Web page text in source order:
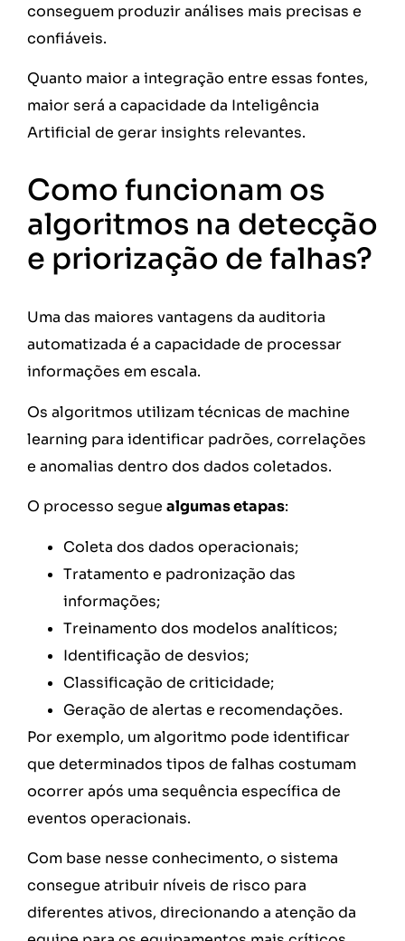
conseguem produzir análises mais precisas e
confiáveis.
Quanto maior a integração entre essas fontes,
maior será a capacidade da Inteligência
Artificial de gerar insights relevantes.
Como funcionam os
algoritmos na detecção
e priorização de falhas?
Uma das maiores vantagens da auditoria
automatizada é a capacidade de processar
informações em escala.
Os algoritmos utilizam técnicas de machine
learning para identificar padrões, correlações
e anomalias dentro dos dados coletados.
O processo segue algumas etapas:
Coleta dos dados operacionais;
Tratamento e padronização das
informações;
Treinamento dos modelos analíticos;
Identificação de desvios;
Classificação de criticidade;
Geração de alertas e recomendações.
Por exemplo, um algoritmo pode identificar
que determinados tipos de falhas costumam
ocorrer após uma sequência específica de
eventos operacionais.
Com base nesse conhecimento, o sistema
consegue atribuir níveis de risco para
diferentes ativos, direcionando a atenção da